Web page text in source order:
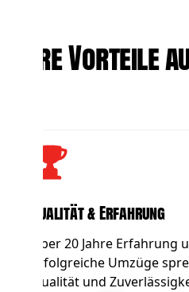
Ihre Vorteile
Qualität & Erfahrung
Über 20 Jahre Erfahrung
erfolgreiche Umzüge
Qualität und